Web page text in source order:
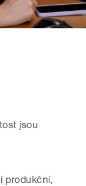
jsou
produkční,